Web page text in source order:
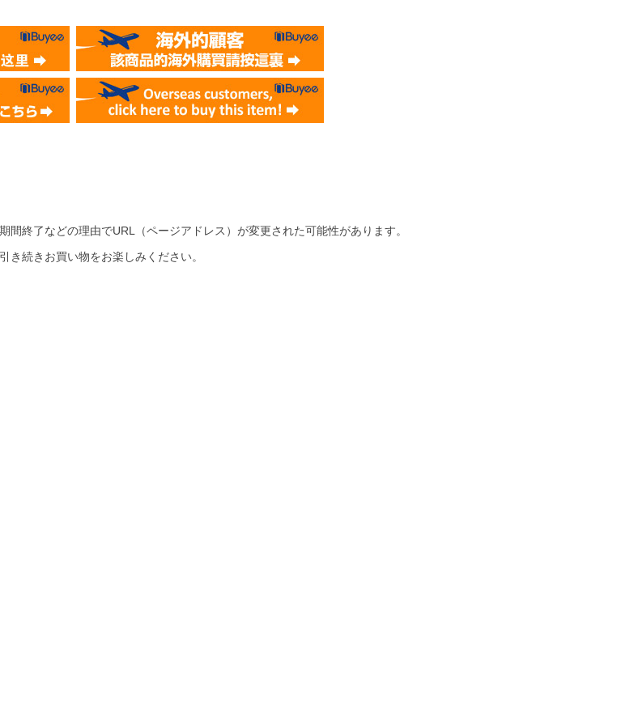
終了などの理由でURL（ページアドレス）が変更された可能性があります。
き続きお買い物をお楽しみください。